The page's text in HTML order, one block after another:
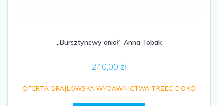
„Bursztynowy anioł” Anna Tobak
240,00 zł
OFERTA BRAJLOWSKA WYDAWNICTWA TRZECIE OKO